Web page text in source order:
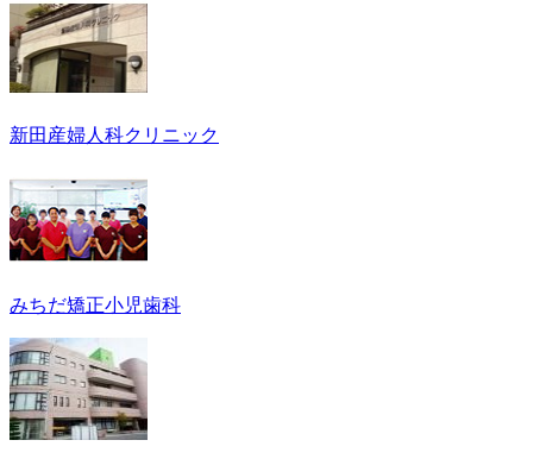
新田産婦人科クリニック
みちだ矯正小児歯科